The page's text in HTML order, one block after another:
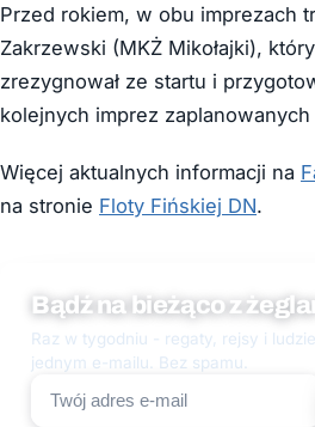
Przed rokiem, w obu imprezach
Zakrzewski (MKŻ Mikołajki),
zrezygnował ze startu i
kolejnych imprez
Więcej aktualnych informacji na
na stronie Floty Fińskiej DN.
Bądź na bieżąco z
Raz w tygodniu - regaty, rejsy i
jednym e-mailu. Bez spamu.